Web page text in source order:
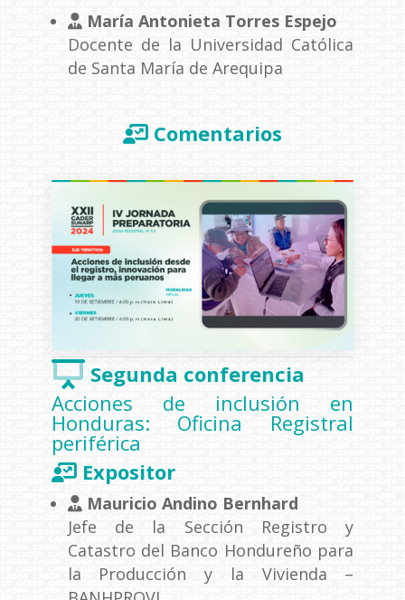
María Antonieta Torres Espejo
Docente de la Universidad Católica
de Santa María de Arequipa
Comentarios
Segunda conferencia
Acciones de inclusión en
Honduras: Oficina Registral
periférica
Expositor
Mauricio Andino Bernhard
Jefe de la Sección Registro y
Catastro del Banco Hondureño para
la Producción y la Vivienda –